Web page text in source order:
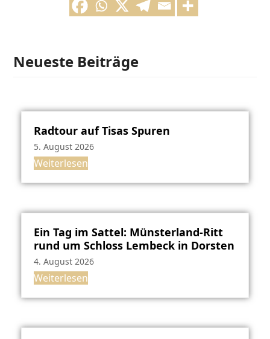
Neueste Beiträge
Radtour auf Tisas Spuren
5. August 2026
Weiterlesen
Ein Tag im Sattel: Münsterland-Ritt
rund um Schloss Lembeck in Dorsten
4. August 2026
Weiterlesen